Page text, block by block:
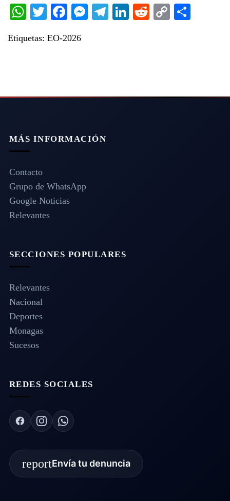
WhatsApp
TwitterFacebook
Messenger
Telegram
LinkedIn
RedditCopy
Etiquetas: EO-2026
MÁS INFORMACIÓN
Contacto
Grupo de WhatsApp
Google Noticias
Relevantes
SECCIONES POPULARES
Relevantes
Nacional
Deportes
Monagas
Sucesos
REDES SOCIALES
reportEnvía tu denuncia